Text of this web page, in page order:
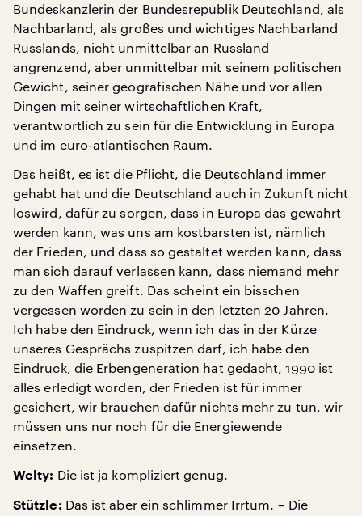
Bundeskanzlerin der Bundesrepublik Deutschland, als
Nachbarland, als großes und wichtiges Nachbarland
Russlands, nicht unmittelbar an Russland
angrenzend, aber unmittelbar mit seinem politischen
Gewicht, seiner geografischen Nähe und vor allen
Dingen mit seiner wirtschaftlichen Kraft,
verantwortlich zu sein für die Entwicklung in Europa
und im euro-atlantischen Raum.
Das heißt, es ist die Pflicht, die Deutschland immer
gehabt hat und die Deutschland auch in Zukunft nicht
loswird, dafür zu sorgen, dass in Europa das gewahrt
werden kann, was uns am kostbarsten ist, nämlich
der Frieden, und dass so gestaltet werden kann, dass
man sich darauf verlassen kann, dass niemand mehr
zu den Waffen greift. Das scheint ein bisschen
vergessen worden zu sein in den letzten 20 Jahren.
Ich habe den Eindruck, wenn ich das in der Kürze
unseres Gesprächs zuspitzen darf, ich habe den
Eindruck, die Erbengeneration hat gedacht, 1990 ist
alles erledigt worden, der Frieden ist für immer
gesichert, wir brauchen dafür nichts mehr zu tun, wir
müssen uns nur noch für die Energiewende
einsetzen.
Welty: Die ist ja kompliziert genug.
Stützle: Das ist aber ein schlimmer Irrtum. – Die